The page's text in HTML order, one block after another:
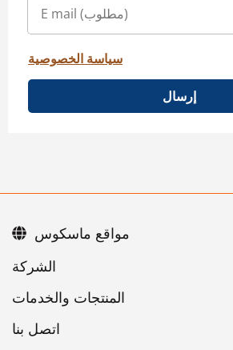
سياسة الخصوصية
إرسال
اتصل بنا
مواقع ماسكوس